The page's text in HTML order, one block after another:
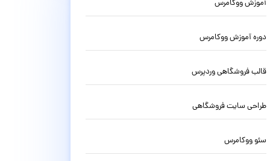
آموزش ووکامرس
دوره آموزش ووکامرس
قالب فروشگاهی وردپرس
طراحی سایت فروشگاهی
سئو ووکامرس